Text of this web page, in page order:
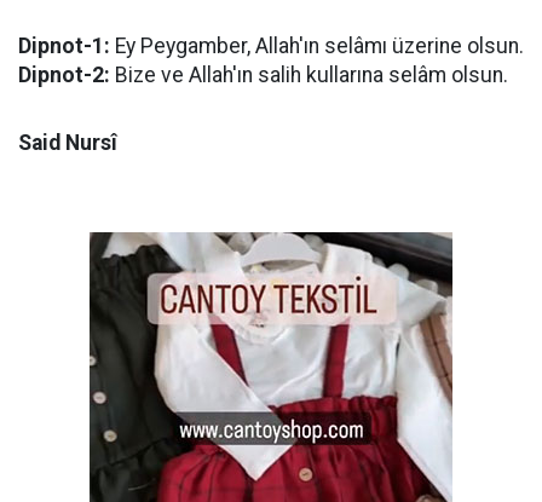
Dipnot-1: Ey Peygamber, Allah'ın selâmı üzerine olsun.
Dipnot-2: Bize ve Allah'ın salih kullarına selâm olsun.
Said Nursî